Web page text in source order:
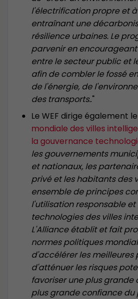
l'électrification propre et
entraînant une
résilience urbaines. Le
parvenir en
entre le secteur public et
afin de combler le fossé
de l'énergie, de
des transports.."
Le WEF dirige également le
mondiale des villes
la gouvernance
les gouvernements
et nationaux, les
privé et les habitants des
ensemble de principes
l'utilisation responsable
technologies des villes
L'Alliance établit et fait
normes politiques
d'accélérer les meilleures
d'atténuer les risques
favoriser une plus grande
plus grande confiance du